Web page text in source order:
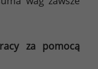
za pomocą